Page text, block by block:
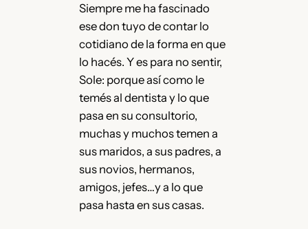
Siempre me ha fascinado
ese don tuyo de contar lo
cotidiano de la forma en que
lo hacés. Y es para no sentir,
Sole: porque así como le
temés al dentista y lo que
pasa en su consultorio,
muchas y muchos temen a
sus maridos, a sus padres, a
sus novios, hermanos,
amigos, jefes…y a lo que
pasa hasta en sus casas.